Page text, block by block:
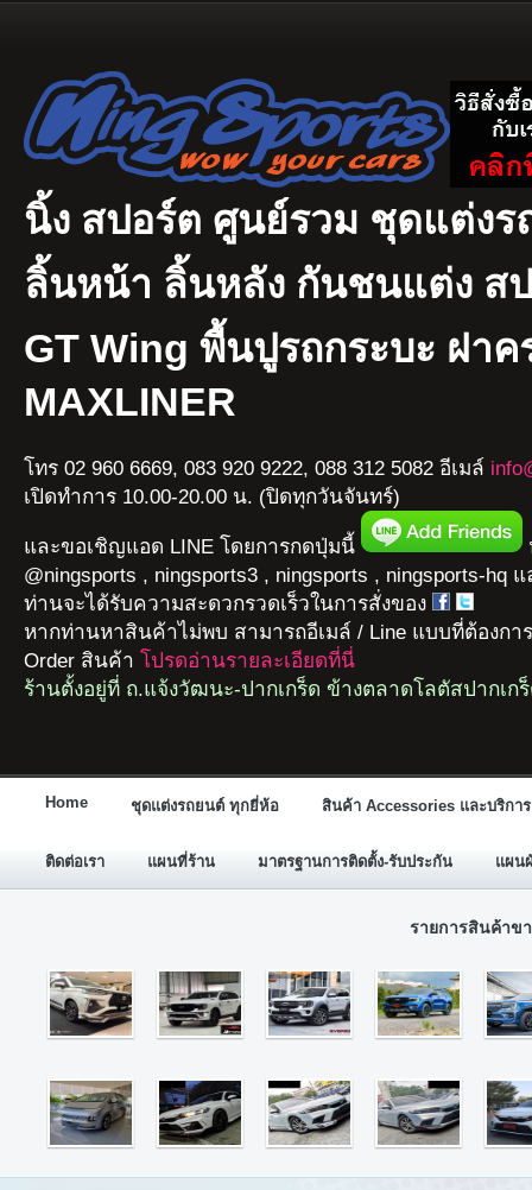
นิ้ง สปอร์ต ศูนย์รวม ชุดแต่งร
ลิ้นหน้า ลิ้นหลัง กันชนแต่ง สป
GT Wing พื้นปูรถกระบะ ฝาค
MAXLINER
โทร 02 960 6669, 083 920 9222, 088 312 5082 อีเมล์
เปิดทำการ 10.00-20.00 น. (ปิดทุกวันจันทร์)
และขอเชิญแอด LINE โดยการกดปุ่มนี้
@ningsports , ningsports3 , ningsports , ningsports-hq
ท่านจะได้รับความสะดวกรวดเร็วในการสั่งของ
หากท่านหาสินค้าไม่พบ สามารถอีเมล์ / Line แบบที่ต้องกา
Order สินค้า โปรดอ่านรายละเอียดที่นี่
ร้านตั้งอยู่ที่ ถ.แจ้งวัฒนะ-ปากเกร็ด ข้างตลาดโลตัสปากเก
Home ชุดแต่งรถยนต์ ทุกยี่ห้อ สินค้า Accessories และบริการ
ติดต่อเรา แผนที่ร้าน มาตรฐานการติดตั้ง-รับประกัน แผน
รายการสินค้าข